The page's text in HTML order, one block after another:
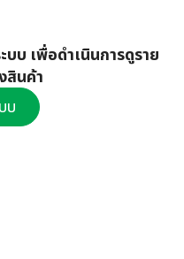
บ เพื่อดำเนินการดูราย
สินค้า
บ